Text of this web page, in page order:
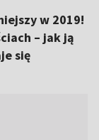
w 2019!
– jak ją
się